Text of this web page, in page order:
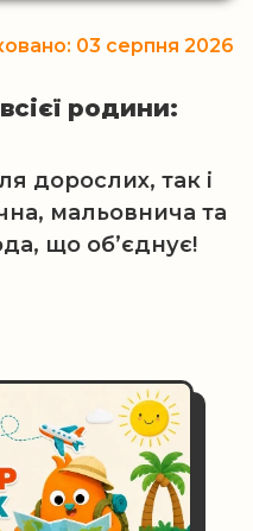
03 серпня 2026
родини:
дорослих, так і
мальовнича та
що об’єднує!